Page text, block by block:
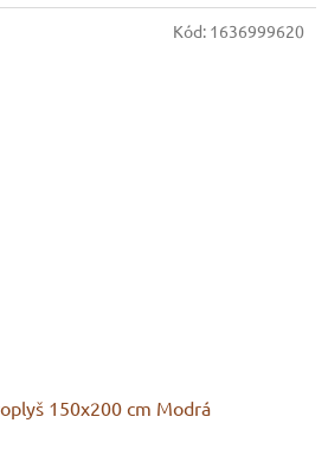
150x200 cm Modrá
Kód: 1636999620